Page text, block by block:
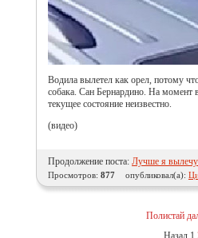
Водила вылетел как орел, потому
собака. Сан Бернардино. На момент
текущее состояние неизвестно.
(видео)
Продолжение поста: Лучше я вылечу
Просмотров: 877 опубликовал(а):
Полистай
Назад 1